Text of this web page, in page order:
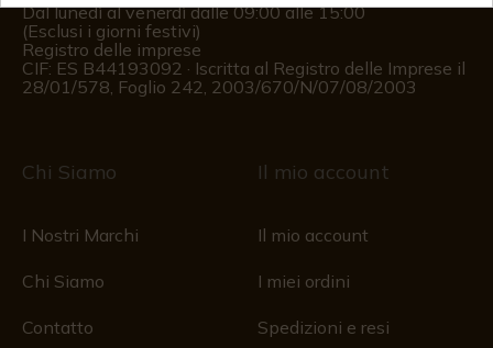
Dal lunedì al venerdì dalle 09:00 alle 15:00
(Esclusi i giorni festivi)
Registro delle imprese
CIF: ES B44193092 · Iscritta al Registro delle Imprese il
28/01/578, Foglio 242, 2003/670/N/07/08/2003
Chi Siamo
I Nostri Marchi
Chi Siamo
Contatto
Il mio account
Il mio account
I miei ordini
Spedizioni e resi